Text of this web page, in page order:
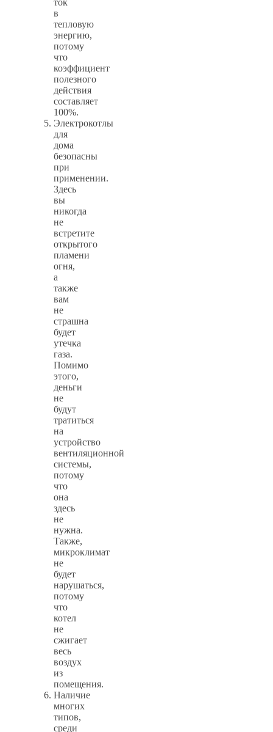
ток
в
тепловую
энергию,
потому
что
коэффициент
полезного
действия
составляет
100%.
Электрокотлы
для
дома
безопасны
при
применении.
Здесь
вы
никогда
не
встретите
открытого
пламени
огня,
а
также
вам
не
страшна
будет
утечка
газа.
Помимо
этого,
деньги
не
будут
тратиться
на
устройство
вентиляционной
системы,
потому
что
она
здесь
не
нужна.
Также,
микроклимат
не
будет
нарушаться,
потому
что
котел
не
сжигает
весь
воздух
из
помещения.
Наличие
многих
типов,
среди